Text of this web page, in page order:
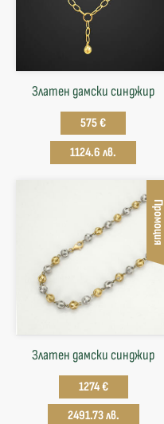
Златен дамски синджир
575 €
1124.6 лв.
Промоция
Златен дамски синджир
1274 €
2491.73 лв.